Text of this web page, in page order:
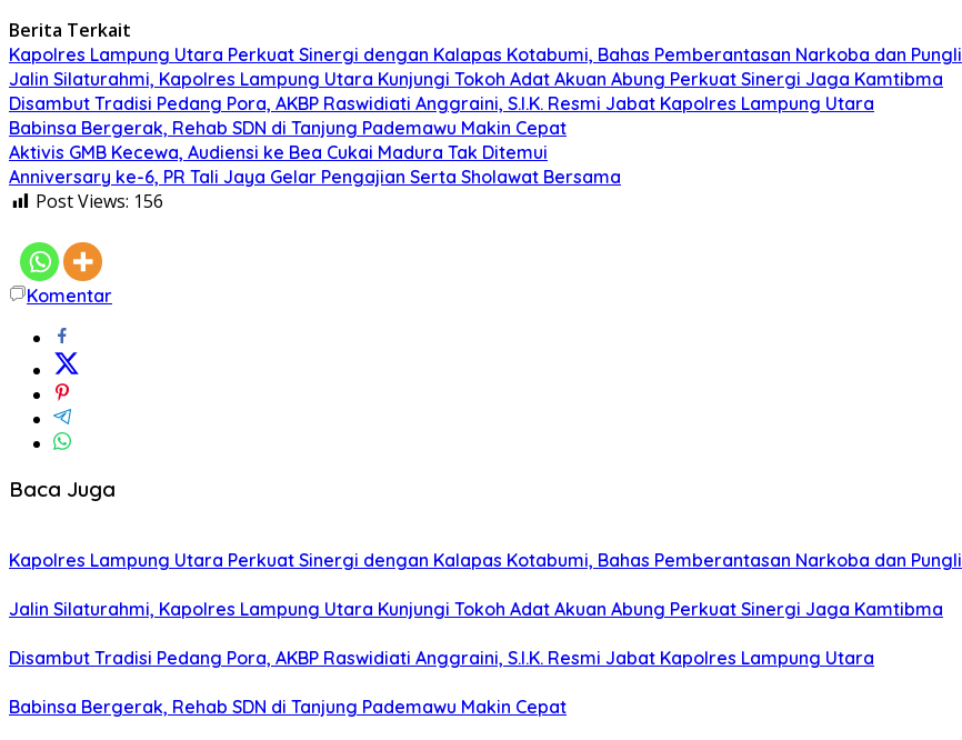
Berita Terkait
Kapolres Lampung Utara Perkuat Sinergi dengan Kalapas Kotabumi, Bahas Pemberantasan Narkoba dan Pungli
Jalin Silaturahmi, Kapolres Lampung Utara Kunjungi Tokoh Adat Akuan Abung Perkuat Sinergi Jaga Kamtibma
Disambut Tradisi Pedang Pora, AKBP Raswidiati Anggraini, S.I.K. Resmi Jabat Kapolres Lampung Utara
Babinsa Bergerak, Rehab SDN di Tanjung Pademawu Makin Cepat
Aktivis GMB Kecewa, Audiensi ke Bea Cukai Madura Tak Ditemui
Anniversary ke-6, PR Tali Jaya Gelar Pengajian Serta Sholawat Bersama
Post Views: 156
Komentar
Baca Juga
Kapolres Lampung Utara Perkuat Sinergi dengan Kalapas Kotabumi, Bahas Pemberantasan Narkoba dan Pungli
Jalin Silaturahmi, Kapolres Lampung Utara Kunjungi Tokoh Adat Akuan Abung Perkuat Sinergi Jaga Kamtibma
Disambut Tradisi Pedang Pora, AKBP Raswidiati Anggraini, S.I.K. Resmi Jabat Kapolres Lampung Utara
Babinsa Bergerak, Rehab SDN di Tanjung Pademawu Makin Cepat